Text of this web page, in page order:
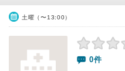
土曜（〜13:00）
0件